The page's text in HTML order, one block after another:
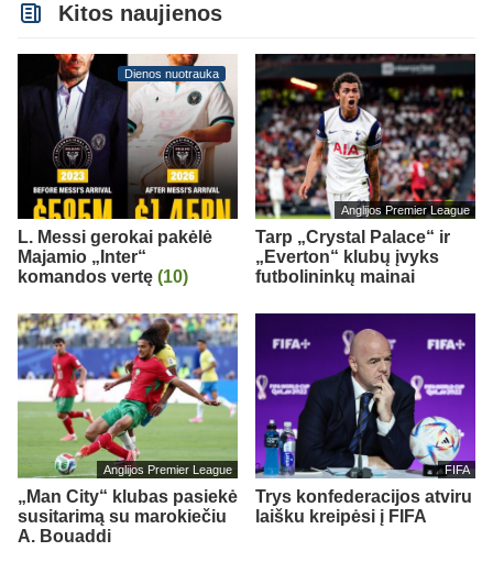
Kitos naujienos
Dienos nuotrauka
L. Messi gerokai pakėlė
Majamio „Inter“
komandos vertę (10)
Anglijos Premier League
Tarp „Crystal Palace“ ir
„Everton“ klubų įvyks
futbolininkų mainai
Anglijos Premier League
„Man City“ klubas pasiekė
susitarimą su marokiečiu
A. Bouaddi
FIFA
Trys konfederacijos atviru
laišku kreipėsi į FIFA